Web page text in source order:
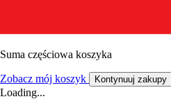
Suma częściowa koszyka
Zobacz mój koszyk Kontynuuj zakupy
Loading...